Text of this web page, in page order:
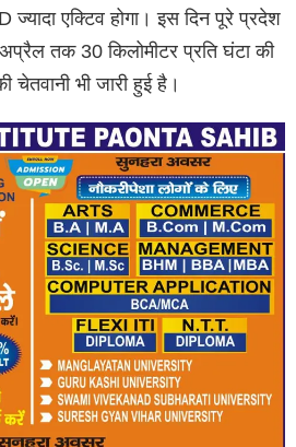
एक्टिव होगा। इस दिन पूरे प्रदेश
तक 30 किलोमीटर प्रति घंटा की
भी जारी हुई है।